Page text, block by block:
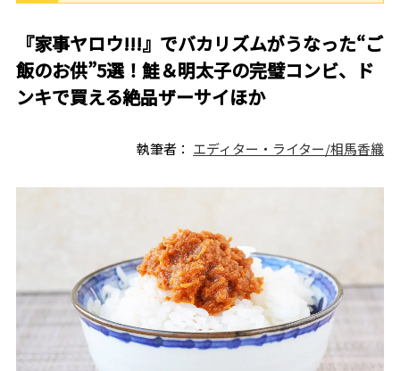
『家事ヤロウ!!!』でバカリズムがうなった“ご
飯のお供”5選！鮭＆明太子の完璧コンビ、ド
ンキで買える絶品ザーサイほか
執筆者： エディター・ライター/相馬香織